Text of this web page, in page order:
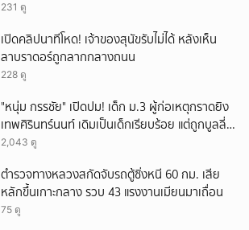
231 ดู
เปิดคลิปนาทีโหด! เจ้าของสุนัขรับไม่ได้ หลังเห็น
ลาบราดอร์ถูกลากกลางถนน
228 ดู
"หนุ่ม กรรชัย" เปิดปม! เด็ก ม.3 ผู้ก่อเหตุกราดยิง
เทพศิรินทร์นนท์ เดิมเป็นเด็กเรียบร้อย แต่ถูกบูลลี่
หนัก คาดแรงกดดันสะสมกลายเป็นแรงแค้น จนก่อ
2,043 ดู
ตำรวจทางหลวงสกัดจับรถตู้ซิ่งหนี 60 กม. เสีย
หลักขึ้นเกาะกลาง รวบ 43 แรงงานเมียนมาเถื่อน
75 ดู